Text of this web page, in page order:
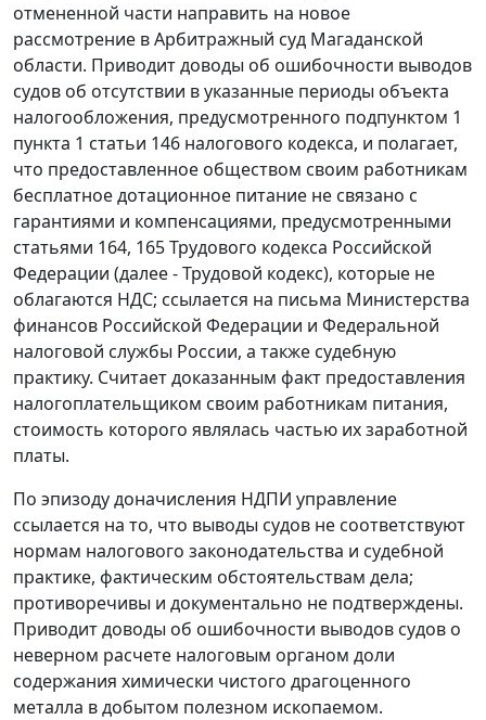
отмененной части направить на новое
рассмотрение в Арбитражный суд Магаданской
области. Приводит доводы об ошибочности выводов
судов об отсутствии в указанные периоды объекта
налогообложения, предусмотренного подпунктом 1
пункта 1 статьи 146 налогового кодекса, и полагает,
что предоставленное обществом своим работникам
бесплатное дотационное питание не связано с
гарантиями и компенсациями, предусмотренными
статьями 164, 165 Трудового кодекса Российской
Федерации (далее - Трудовой кодекс), которые не
облагаются НДС; ссылается на письма Министерства
финансов Российской Федерации и Федеральной
налоговой службы России, а также судебную
практику. Считает доказанным факт предоставления
налогоплательщиком своим работникам питания,
стоимость которого являлась частью их заработной
платы.
По эпизоду доначисления НДПИ управление
ссылается на то, что выводы судов не соответствуют
нормам налогового законодательства и судебной
практике, фактическим обстоятельствам дела;
противоречивы и документально не подтверждены.
Приводит доводы об ошибочности выводов судов о
неверном расчете налоговым органом доли
содержания химически чистого драгоценного
металла в добытом полезном ископаемом.